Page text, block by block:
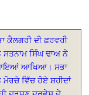
ਕੈਲਗਰੀ ਦੀ ਫ਼ਰਵਰੀ
ਸਤਨਾਮ ਸਿੰਘ ਢਾਅ ਨੇ
ਆਇਆਂ ਆਖਿਆ। ਸਭਾ
ਮੋਰਚੇ ਵਿੱਚ ਹੋਏ ਸ਼ਹੀਦਾਂ